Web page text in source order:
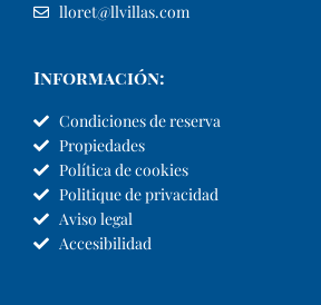
lloret@llvillas.com
Información:
Condiciones de reserva
Propiedades
Política de cookies
Politique de privacidad
Aviso legal
Accesibilidad